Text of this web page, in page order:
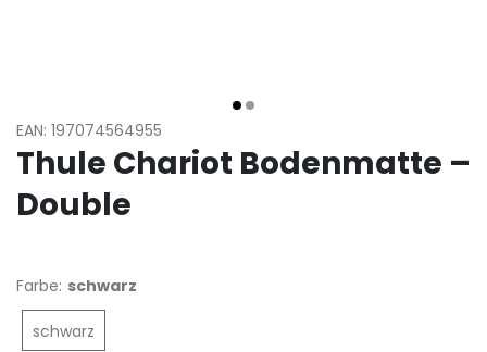
EAN: 197074564955
Thule Chariot Bodenmatte –
Double
Farbe: schwarz
schwarz